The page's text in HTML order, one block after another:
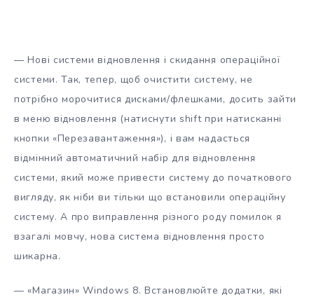
— Нові системи відновлення і скидання операційної
системи. Так, тепер, щоб очистити систему, не
потрібно морочитися дисками/флешками, досить зайти
в меню відновлення (натиснути shift при натисканні
кнопки «Перезавантаження»), і вам надасться
відмінний автоматичний набір для відновлення
системи, який може привести систему до початкового
вигляду, як ніби ви тільки що встановили операційну
систему. А про виправлення різного роду помилок я
взагалі мовчу, нова система відновлення просто
шикарна.
— «Магазин» Windows 8. Встановлюйте додатки, які